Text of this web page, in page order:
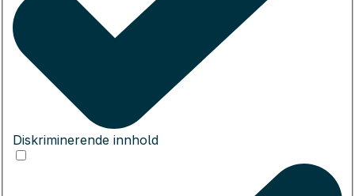
Diskriminerende innhold